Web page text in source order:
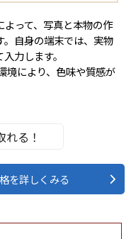
って、写真と本物の作
自身の端末では、実物
力します。
境により、色味や質感が
る！
を詳しくみる